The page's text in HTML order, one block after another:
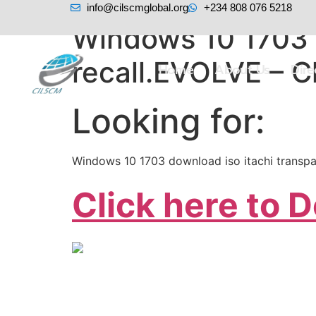
info@cilscmglobal.org +234 808 076 5218
Home About Us
Windows 10
recall.EVOLVE –
Looking for:
Windows 10 1703 download iso itachi
Click here to